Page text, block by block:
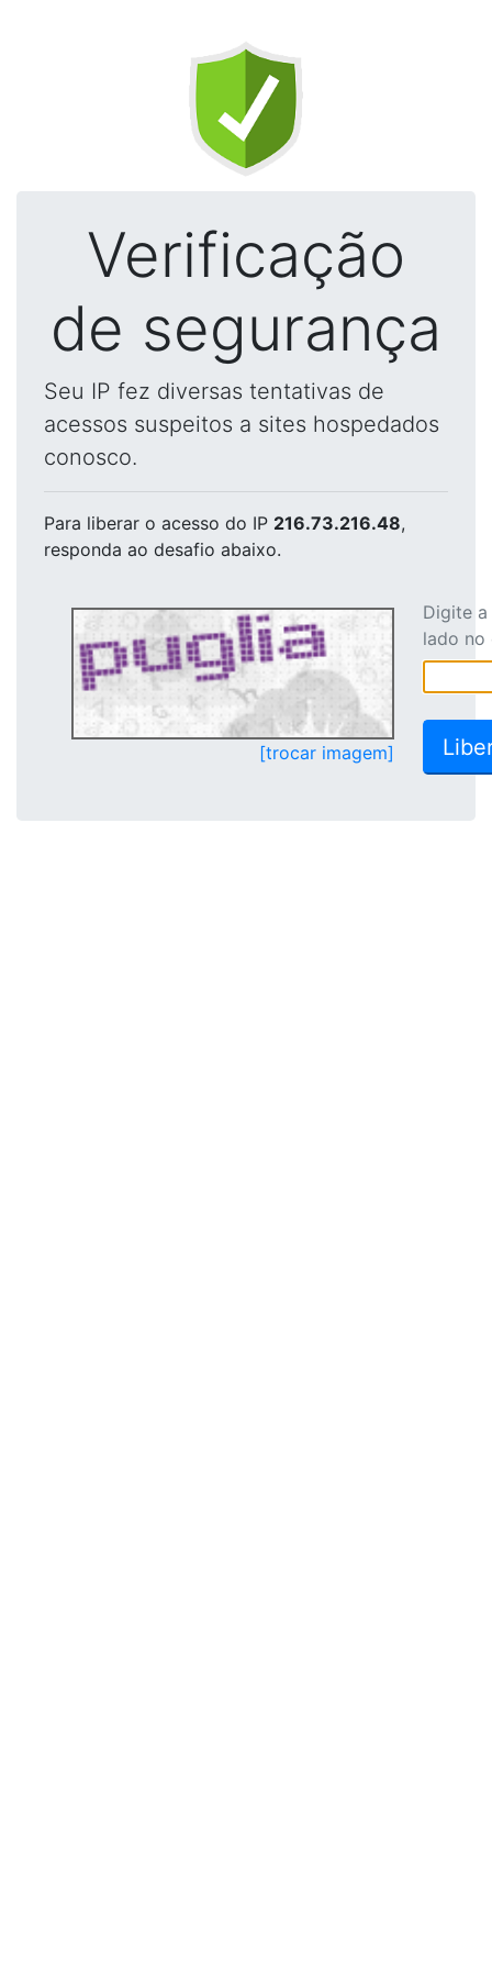
Verificação
de segurança
Seu IP fez diversas tentativas de
acessos suspeitos a sites hospedados
conosco.
Para liberar o acesso do IP 216.73.216.48,
responda ao desafio abaixo.
[trocar imagem]
Digite
lado no